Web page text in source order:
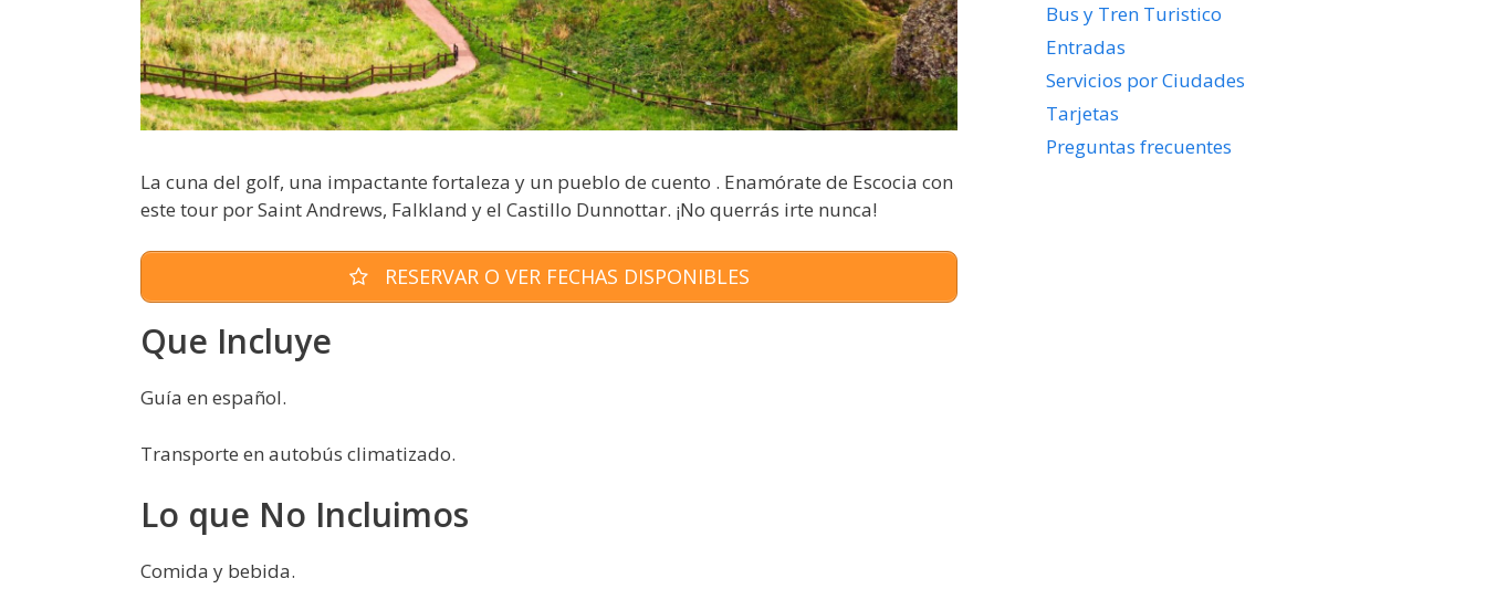
La cuna del golf, una impactante fortaleza y un pueblo de cuento . Enamórate de Escocia con
este tour por Saint Andrews, Falkland y el Castillo Dunnottar. ¡No querrás irte nunca!
RESERVAR O VER FECHAS DISPONIBLES
Que Incluye
Guía en español.
Transporte en autobús climatizado.
Lo que No Incluimos
Comida y bebida.
Bus y Tren Turistico
Entradas
Servicios por Ciudades
Tarjetas
Preguntas frecuentes